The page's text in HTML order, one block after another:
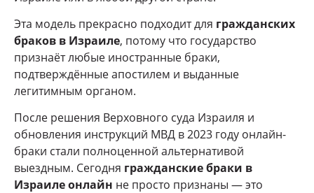
Эта модель прекрасно подходит для гражданских
браков в Израиле, потому что государство
признаёт любые иностранные браки,
подтверждённые апостилем и выданные
легитимным органом.
После решения Верховного суда Израиля и
обновления инструкций МВД в 2023 году онлайн-
браки стали полноценной альтернативой
выездным. Сегодня гражданские браки в
Израиле онлайн не просто признаны — это